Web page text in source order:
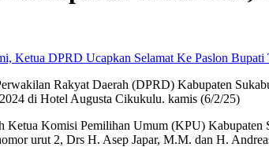
Rakyat Daerah (DPRD) Kabupaten
di Hotel Augusta Cikukulu. kamis (6/2/25)
Ketua Komisi Pemilihan Umum (KPU)
urut 2, Drs H. Asep Japar, M.M. dan H.